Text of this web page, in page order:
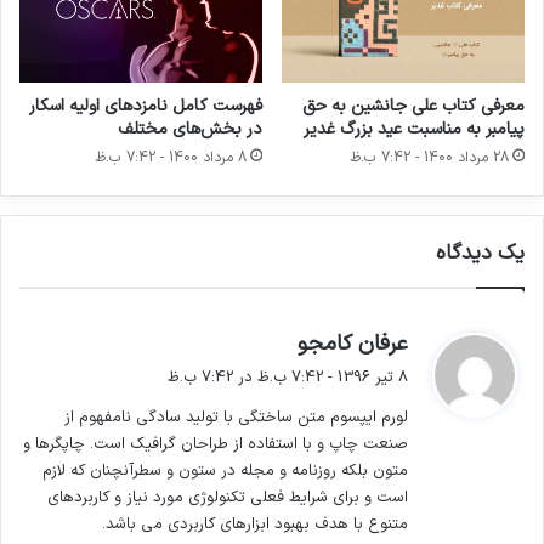
کاربردی می باشد. کتابهای زیادی در شصت و
سه درصد گذشته.
از صنعت چاپ و با استفاده از طراحان گرافیک است.
سطرآنچنان که لازم است و برای شرایط فعلی
تکنولوژی مورد نیاز و کاربردهای متنوع با هدف بهبود
ابزارهای کاربردی می باشد.
معرفی کتاب علی جانشین به حق
پیامبر به مناسبت عید بزرگ غدیر
28 مرداد 1400 - 7:42 ب.ظ
فهرست کامل نامزد‌های اولیه اسکار
در بخش‌های مختلف
8 مرداد 1400 - 7:42 ب.ظ
یک دیدگاه
عرفان کامجو
ف
8 تیر 1396 - 7:42 ب.ظ در 7:42 ب.ظ
لورم ایپسوم متن ساختگی با تولید سادگی نامفهوم از
صنعت چاپ و با استفاده از طراحان گرافیک است. چاپگرها و
متون بلکه روزنامه و مجله در ستون و سطرآنچنان که لازم
است و برای شرایط فعلی تکنولوژی مورد نیاز و کاربردهای
متنوع با هدف بهبود ابزارهای کاربردی می باشد.